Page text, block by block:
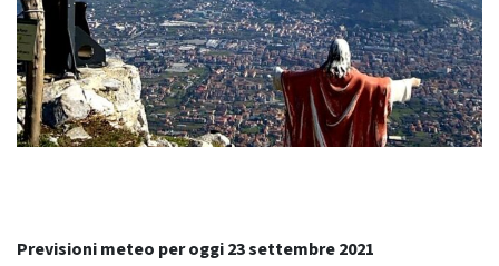
Previsioni meteo per oggi 23 settembre 2021